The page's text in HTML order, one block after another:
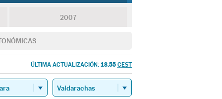
2007
ÚLTIMA ACTUALIZACIÓN: 18.55 CEST